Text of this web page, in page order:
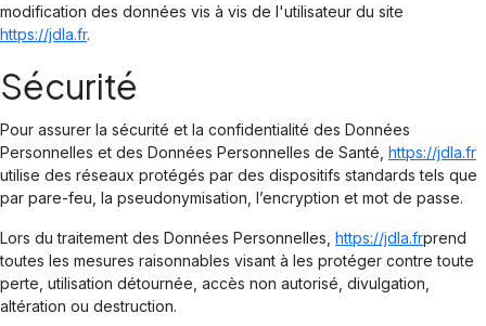
modification des données vis à vis de l'utilisateur du site
https://jdla.fr.
Sécurité
Pour assurer la sécurité et la confidentialité des Données
Personnelles et des Données Personnelles de Santé, https://jdla.fr
utilise des réseaux protégés par des dispositifs standards tels que
par pare-feu, la pseudonymisation, l’encryption et mot de passe.
Lors du traitement des Données Personnelles, https://jdla.frprend
toutes les mesures raisonnables visant à les protéger contre toute
perte, utilisation détournée, accès non autorisé, divulgation,
altération ou destruction.